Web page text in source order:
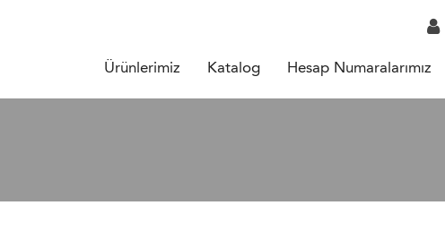
Ürünlerimiz Katalog Hesap Numaralarımız